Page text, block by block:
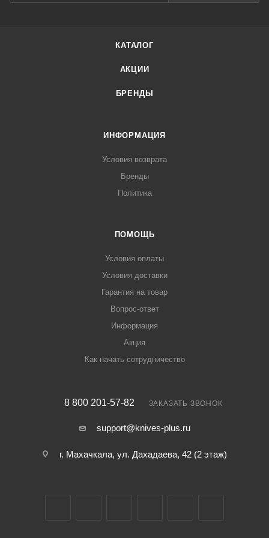
КАТАЛОГ
АКЦИИ
БРЕНДЫ
ИНФОРМАЦИЯ
Условия возврата
Бренды
Политика
ПОМОЩЬ
Условия оплаты
Условия доставки
Гарантия на товар
Вопрос-ответ
Информация
Акция
Как начать сотрудничество
8 800 201-57-82 ЗАКАЗАТЬ ЗВОНОК
support@knives-plus.ru
г. Махачкала, ул. Дахадаева, 42 (2 этаж)